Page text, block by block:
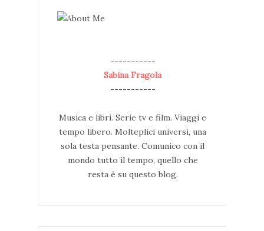
-----------
Sabina Fragola
-----------
Musica e libri. Serie tv e film. Viaggi e
tempo libero. Molteplici universi, una
sola testa pensante. Comunico con il
mondo tutto il tempo, quello che
resta è su questo blog.